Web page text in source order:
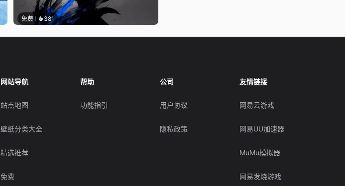
免费 381
网站导航
站点地图
壁纸分类大全
精选推荐
免费
帮助
功能指引
公司
用户协议
隐私政策
友情链接
网易云游戏
网易UU加速器
MuMu模拟器
网易发烧游戏